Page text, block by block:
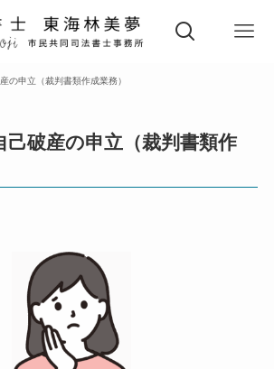
の申立（裁判書類作成業務）
破産の申立（裁判書類作